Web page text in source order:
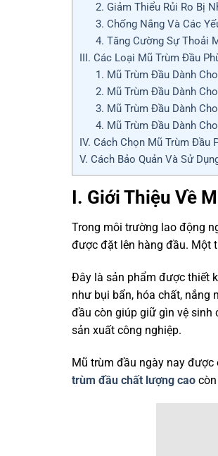
2. Giảm Thiểu Rủi Ro Bị
3. Chống Nắng Và Các
4. Tăng Cường Sự Thoải
III. Các Loại Mũ Trùm Đầu
1. Mũ Trùm Đầu Dành
2. Mũ Trùm Đầu Dành
3. Mũ Trùm Đầu Dành
4. Mũ Trùm Đầu Dành
IV. Cách Chọn Mũ Trùm Đầu
V. Cách Bảo Quản Và Sử
I. Giới Thiệu Về
Trong môi trường lao động
được đặt lên hàng đầu. Một
Đây là sản phẩm được thiết
như bụi bẩn, hóa chất, nắng
đầu còn giúp giữ gìn vệ sinh
sản xuất công nghiệp.
Mũ trùm đầu ngày nay được
trùm đầu chất lượng cao